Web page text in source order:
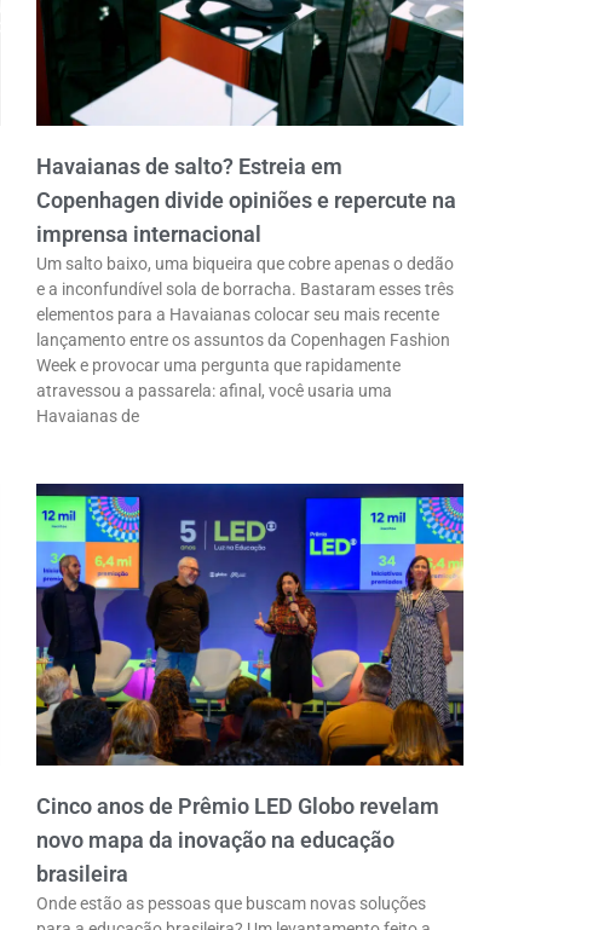
Havaianas de salto? Estreia em
Copenhagen divide opiniões e repercute na
imprensa internacional
Um salto baixo, uma biqueira que cobre apenas o dedão
e a inconfundível sola de borracha. Bastaram esses três
elementos para a Havaianas colocar seu mais recente
lançamento entre os assuntos da Copenhagen Fashion
Week e provocar uma pergunta que rapidamente
atravessou a passarela: afinal, você usaria uma
Havaianas de
Cinco anos de Prêmio LED Globo revelam
novo mapa da inovação na educação
brasileira
Onde estão as pessoas que buscam novas soluções